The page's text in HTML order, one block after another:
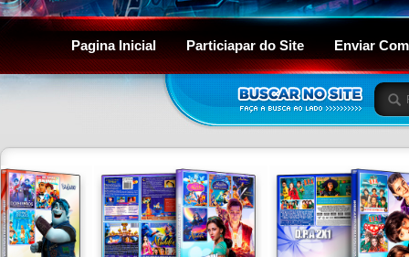
Pagina Inicial Particiapar do Site Enviar